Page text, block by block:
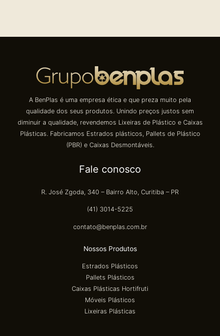
A BenPlas é uma empresa ética e que preza muito pela
qualidade dos seus produtos. Unindo preços justos sem
diminuir a qualidade, revendemos Lixeiras de Plástico e Caixas
Plásticas. Fabricamos Estrados plásticos, Pallets de Plástico
(PBR) e Caixas Desmontáveis.
Fale conosco
R. José Zgoda, 340 – Bairro Alto, Curitiba – PR
(41) 3014-5225
contato@benplas.com.br
Nossos Produtos
Estrados Plásticos
Pallets Plásticos
Caixas Plásticas Hortifruti
Móveis Plásticos
Lixeiras Plásticas